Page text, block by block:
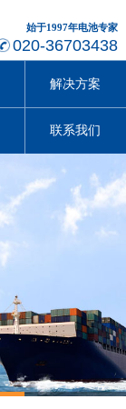
始于1997年电池专家
020-36703438
解决方案
联系我们